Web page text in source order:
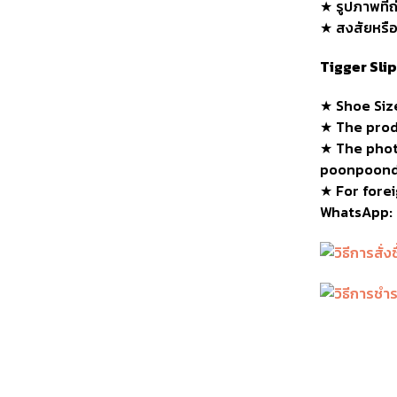
★ รูปภาพที่ถ่
★ สงสัยหรือ
Tigger
★ Shoe
★ The
★ The
★ For